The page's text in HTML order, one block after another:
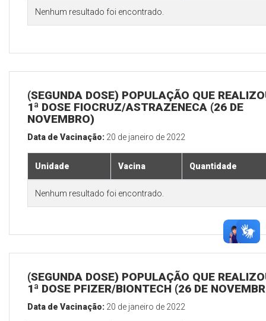
Nenhum resultado foi encontrado.
(SEGUNDA DOSE) POPULAÇÃO QUE
1ª DOSE FIOCRUZ/ASTRAZENECA (26 DE
NOVEMBRO)
Data de Vacinação: 20 de janeiro de 2022
Unidade Vacina Quantidade
Nenhum resultado foi encontrado.
(SEGUNDA DOSE) POPULAÇÃO QUE
1ª DOSE PFIZER/BIONTECH (26 DE
Data de Vacinação: 20 de janeiro de 2022